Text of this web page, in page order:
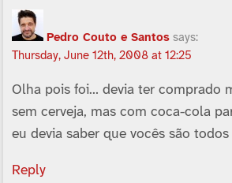
Pedro Couto e Santos says:
Thursday, June 12th, 2008 at 12:25
Olha pois foi… devia ter comprado
sem cerveja, mas com coca-cola
eu devia saber que vocês são
Reply